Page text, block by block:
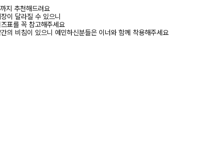
지 추천해드려요
이 달라질 수 있으니
표를 꼭 참고해주세요
의 비침이 있으니 예민하신분들은 이너와 함께 착용해주세요